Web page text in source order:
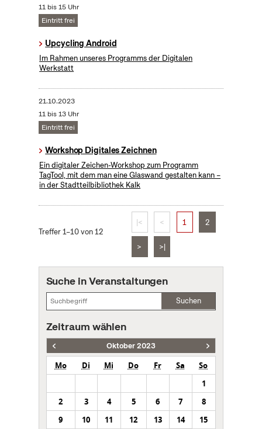
11 bis 15 Uhr
Eintritt frei
Upcycling Android
Im Rahmen unseres Programms der Digitalen
Werkstatt
21.10.2023
11 bis 13 Uhr
Eintritt frei
Workshop Digitales Zeichnen
Ein digitaler Zeichen-Workshop zum Programm
TagTool, mit dem man eine Glaswand gestalten kann –
in der Stadtteilbibliothek Kalk
Treffer 1–10 von 12
|< < 1 2
> >|
Suche in Veranstaltungen
Suchen
Zeitraum wählen
Oktober 2023
Mo Di Mi Do Fr Sa
So
1
2
3 4 5 6 7
8
9
10 11 12 13 14
15